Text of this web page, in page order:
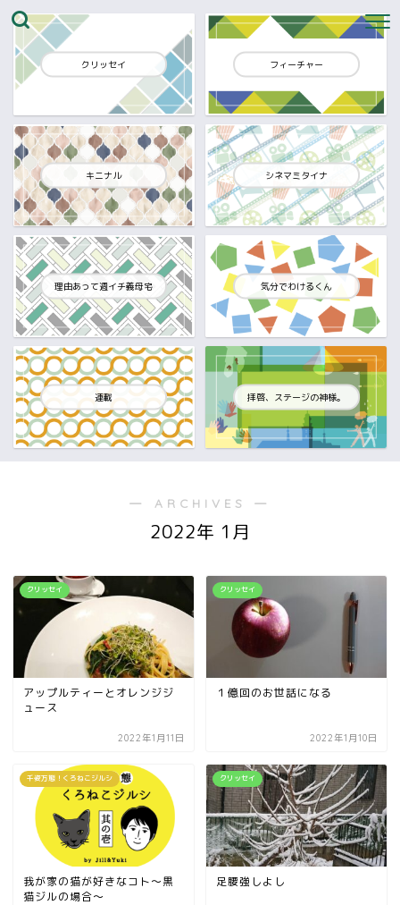
クリッセイ フィーチャー
キニナル シネマミタイナ
理由あって週イチ義母宅 気分でわけるくん
連載 拝啓、ステージの神様。
― ARCHIVES ―
2022年 1月
クリッセイ
アップルティーとオレンジジ
ュース
2022年1月11日
クリッセイ
１億回のお世話になる
2022年1月10日
千姿万態！くろねこジルシ
我が家の猫が好きなコト〜黒
猫ジルの場合〜
クリッセイ
足腰強しよし